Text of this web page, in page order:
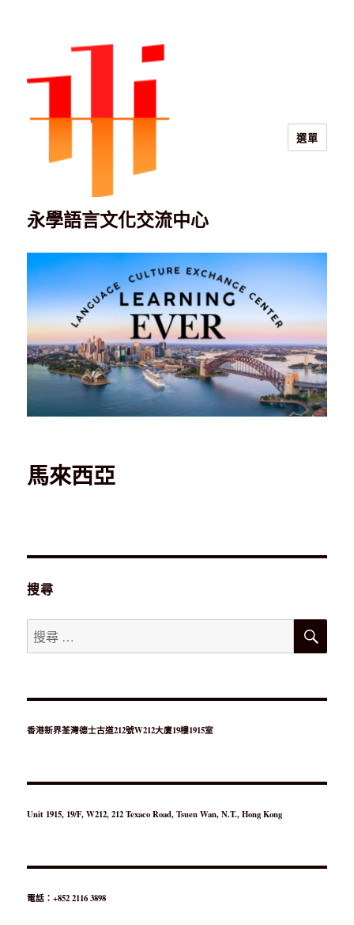
永學語言文化交流中心
選單
馬來西亞
搜尋
搜
尋：
搜
香港新界荃灣德士古道212號W212大廈19樓1915室
Unit 1915, 19/F, W212, 212 Texaco Road, Tsuen Wan, N.T., Hong Kong
電話：+852 2116 3898